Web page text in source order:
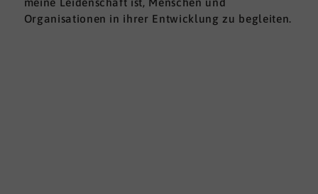
Organisationen in ihrer Entwicklung zu begleiten.